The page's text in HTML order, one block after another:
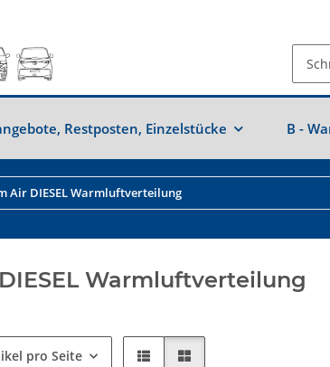
Restposten, Einzelstücke B -
Air DIESEL Warmluftverteilung
Warmluftverteilung
pro Seite